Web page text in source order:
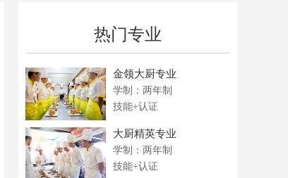
热门专业
金领大厨专业
学制：两年制
技能+认证
大厨精英专业
学制：两年制
技能+认证